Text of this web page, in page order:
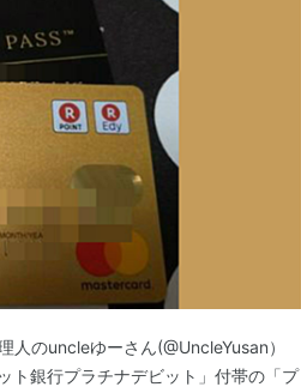
のuncleゆーさん(@UncleYusan）
ト銀行プラチナデビット」付帯の「プ